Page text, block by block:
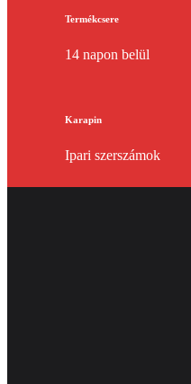
Termékcsere
14 napon belül
Karapin
Ipari szerszámok